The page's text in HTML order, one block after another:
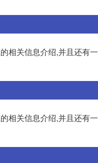
相关信息介绍,并且还有一
相关信息介绍,并且还有一